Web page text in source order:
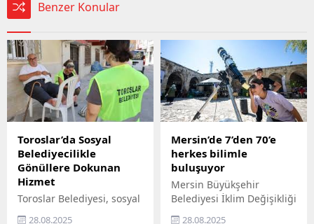
Benzer Konular
Toroslar’da Sosyal
Belediyecilikle
Gönüllere Dokunan
Hizmet
Toroslar Belediyesi, sosyal
belediyecilik anlayışıyla
28.08.2025
Mersin’de 7’den 70’e
herkes bilimle
buluşuyor
Mersin Büyükşehir
Belediyesi İklim Değişikliği
ve Sıfır Atık Dairesi
28.08.2025